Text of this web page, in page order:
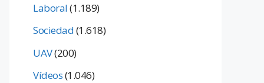
Laboral(1.189)
Sociedad(1.618)
UAV(200)
Vídeos(1.046)